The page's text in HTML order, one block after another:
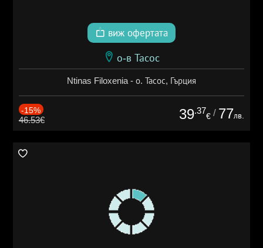
виж офертата
о-в Тасос
Ntinas Filoxenia - о. Тасос, Гърция
-15%
46.53€ 39.37
€ / 77лв.